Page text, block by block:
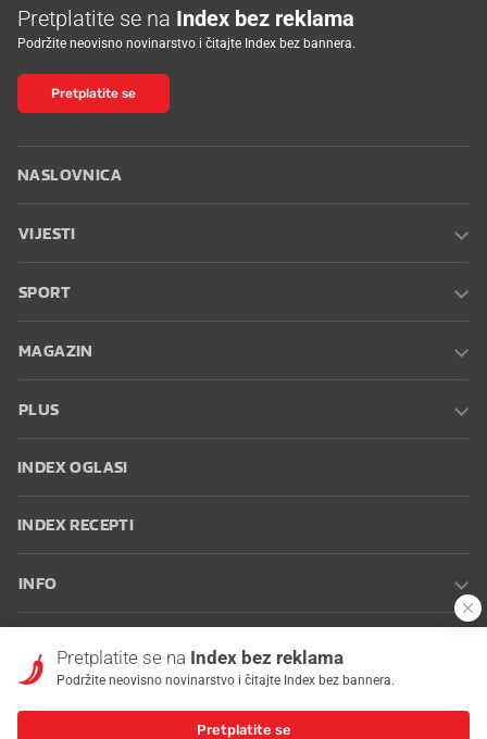
Pretplatite se na Index bez reklama
Podržite neovisno novinarstvo i čitajte Index bez bannera.
Pretplatite se
NASLOVNICA
VIJESTI
SPORT
MAGAZIN
PLUS
INDEX OGLASI
INDEX RECEPTI
INFO
korištenja
Postavke kolačića
Pretplatite se na Index bez reklama
Podržite neovisno novinarstvo i čitajte Index bez bannera.
Pretplatite se